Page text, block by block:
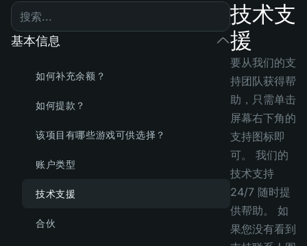
基本信息
如何补充余额？
如何提款？
该项目有哪些游戏可供选择？
账户类型
技术支援
合伙
技术支
援
要从我们的支
持团队获得帮
助，只需单击
屏幕右下角的
支持图标即
可。 我们的
技术支持
24/7 随时提
供帮助。 如
果您没有看到